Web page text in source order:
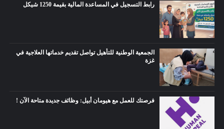
رابط التسجيل في المساعدة المالية بقيمة 1250 شيكل
الجمعية الوطنية للتأهيل تواصل تقديم خدماتها العلاجية في
غزة
فرصتك للعمل مع هيومان أبيل: وظائف جديدة متاحة الآن !